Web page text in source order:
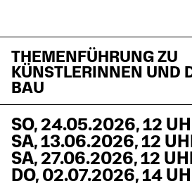
THEMENFÜHRUNG ZU
KÜNSTLERINNEN UND
BAU
SO, 24.05.2026, 12
SA, 13.06.2026, 12
SA, 27.06.2026, 12
DO, 02.07.2026, 14